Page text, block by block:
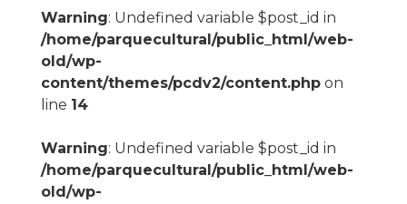
Warning: Undefined variable $post_id in
/home/parquecultural/public_html/web-
old/wp-
content/themes/pcdv2/content.phpon
line 14
Warning: Undefined variable $post_id in
/home/parquecultural/public_html/web-
old/wp-